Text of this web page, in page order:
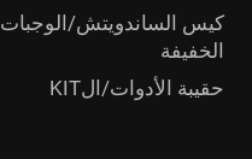
كيس الساندويتش/الوجبات
الخفيفة
حقيبة الأدوات/الKIT